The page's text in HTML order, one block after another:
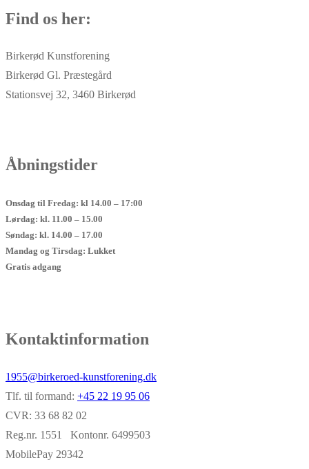
Find os her:
Birkerød Kunstforening
Birkerød Gl. Præstegård
Stationsvej 32, 3460 Birkerød
Åbningstider
Onsdag til Fredag: kl 14.00 – 17:00
Lørdag: kl. 11.00 – 15.00
Søndag: kl. 14.00 – 17.00
Mandag og Tirsdag: Lukket
Gratis adgang
Kontaktinformation
1955@birkeroed-kunstforening.dk
Tlf. til formand: +45 22 19 95 06
CVR: 33 68 82 02
Reg.nr. 1551 Kontonr. 6499503
MobilePay 29342